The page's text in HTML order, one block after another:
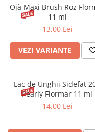
Ojă Maxi Brush Roz
11 ml
13,00 Lei
VEZI VARIANTE
Lac de Unghii Sidefat
Pearly Flormar 11 ml
14,00 Lei